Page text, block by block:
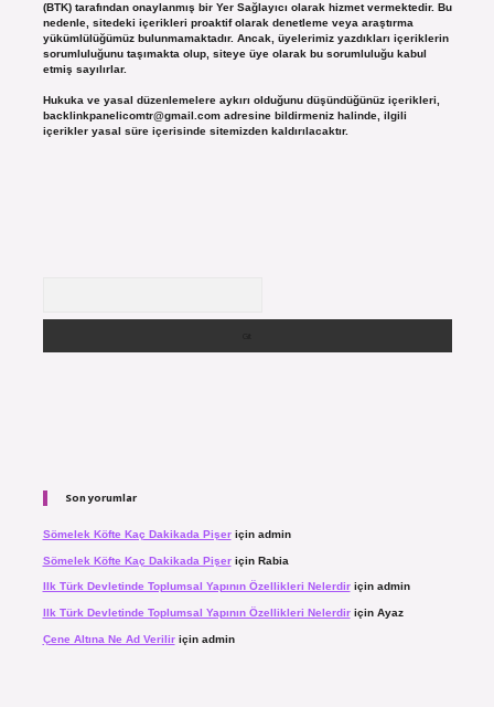
(BTK) tarafından onaylanmış bir Yer Sağlayıcı olarak hizmet vermektedir. Bu
nedenle, sitedeki içerikleri proaktif olarak denetleme veya araştırma
yükümlülüğümüz bulunmamaktadır. Ancak, üyelerimiz yazdıkları içeriklerin
sorumluluğunu taşımakta olup, siteye üye olarak bu sorumluluğu kabul
etmiş sayılırlar.
Hukuka ve yasal düzenlemelere aykırı olduğunu düşündüğünüz içerikleri,
backlinkpanelicomtr@gmail.comadresine bildirmeniz halinde, ilgili
içerikler yasal süre içerisinde sitemizden kaldırılacaktır.
Son yorumlar
Sömelek Köfte Kaç Dakikada Pişeriçin admin
Sömelek Köfte Kaç Dakikada Pişeriçin Rabia
Ilk Türk Devletinde Toplumsal Yapının Özellikleri Nelerdiriçin admin
Ilk Türk Devletinde Toplumsal Yapının Özellikleri Nelerdiriçin Ayaz
Çene Altına Ne Ad Veriliriçin admin